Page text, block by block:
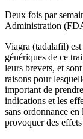
Deux fois par
Administration
Viagra (tadalafil)
génériques de ce
leurs brevets, et
raisons pour
important de
indications et les
sans ordonnance
provoquer des